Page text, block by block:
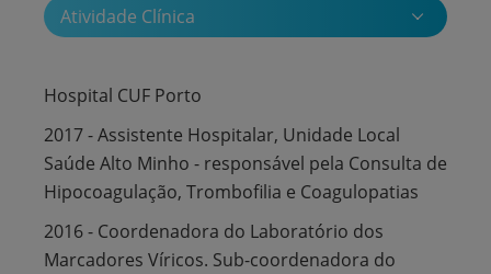
Atividade Clínica
Hospital CUF Porto
2017 - Assistente Hospitalar, Unidade Local
Saúde Alto Minho - responsável pela Consulta de
Hipocoagulação, Trombofilia e Coagulopatias
2016 - Coordenadora do Laboratório dos
Marcadores Víricos. Sub-coordenadora do